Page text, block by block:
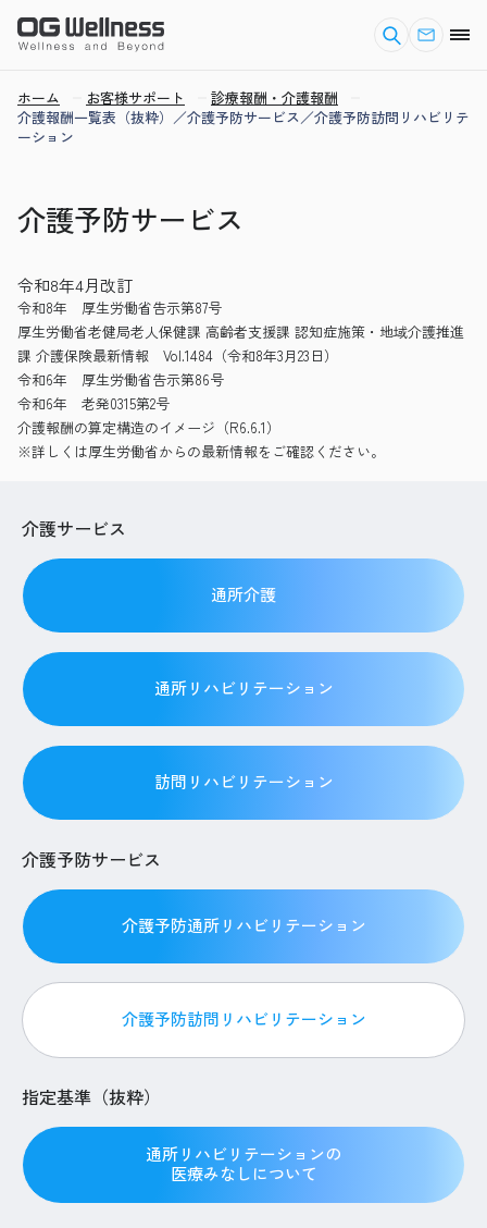
ホーム お客様サポート
診療報酬・介護報酬
介護報酬一覧表（抜粋）／介護予防サービス／介護予防訪問リハビリテ
ーション
介護予防サービス
令和8年4月改訂
令和8年 厚生労働省告示第87号
厚生労働省老健局老人保健課 高齢者支援課 認知症施策・地域介護推進
課 介護保険最新情報 Vol.1484（令和8年3月23日）
令和6年 厚生労働省告示第86号
令和6年 老発0315第2号
介護報酬の算定構造のイメージ（R6.6.1）
※詳しくは厚生労働省からの最新情報をご確認ください。
介護サービス
通所介護
通所リハビリテーション
訪問リハビリテーション
介護予防サービス
介護予防通所リハビリテーション
介護予防訪問リハビリテーション
指定基準（抜粋）
通所リハビリテーションの
医療みなしについて